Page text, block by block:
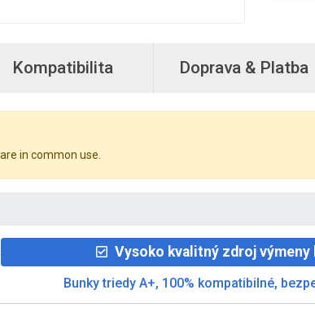
Kompatibilita Doprava & Platba
in common use.
Vysoko kvalitný zdroj výmeny
Bunky triedy A+, 100% kompatibilné,